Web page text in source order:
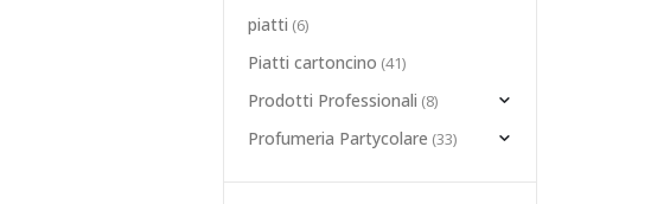
piatti (6)
Piatti cartoncino (41)
Prodotti Professionali (8)
Profumeria Partycolare (33)